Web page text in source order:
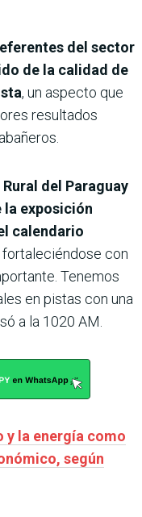
del sector
de la calidad de
, un aspecto que
resultados
del Paraguay
la exposición
calendario
con
Tenemos
en pistas con una
a la 1020 AM.
y la energía como
según